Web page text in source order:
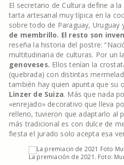
El secretario de Cultura define a
tarta artesanal muy típica en la
sobre todo de Paraguay, Uruguay
de membrillo. El resto son
reseña la historia del postre:
multitudinaria de culturas. Por un
genoveses. Ellos tenían la
(quebrada) con distintas
también hay quien apunta que su
Linzer de Suiza. Más que nada
«enrejado» decorativo que lleva
relleno, tuvieron que adaptarlo al
más tradicional es con dulce de
fiesta el jurado solo acepta esa
La premiación de 2021. Foto: